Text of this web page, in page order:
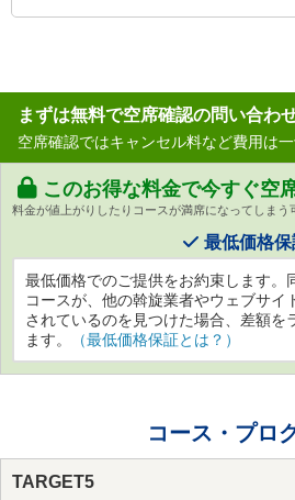
まずは無料で空席確認の問い合わ
空席確認ではキャンセル料など費用は
このお得な料金で今すぐ空
料金が値上がりしたりコースが満席になってしまう
最低価格保
最低価格でのご提供をお約束します。
コースが、他の斡旋業者やウェブサイ
されているのを見つけた場合、差額を
ます。
（最低価格保証とは？）
コース・プロ
TARGET5